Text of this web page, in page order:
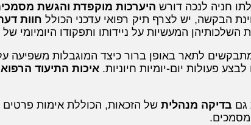
חניה לנכה דורש היערכות מוקפדת והגשת
הבקשה, יש לצרף תיק רפואי עדכני הכולל חוות
השלכותיהן המעשיות על ניידותו ותפקודו היומיומי
לתאר באופן ברור כיצד המוגבלות משפיעה
פעולות יום-יומיות חיוניות.איכות התיעוד
גם בדיקה מנהלית של הזכאות, הכוללת אימות פרטים